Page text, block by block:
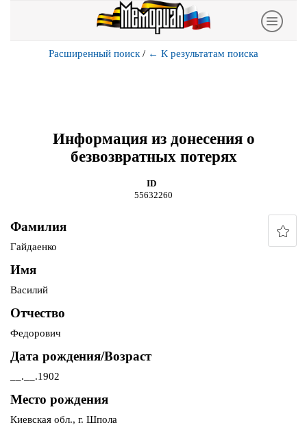
Расширенный поиск / ← К результатам поиска
Информация из донесения о
безвозвратных потерях
ID
55632260
Фамилия
Гайдаенко
Имя
Василий
Отчество
Федорович
Дата рождения/Возраст
__.__.1902
Место рождения
Киевская обл., г. Шпола